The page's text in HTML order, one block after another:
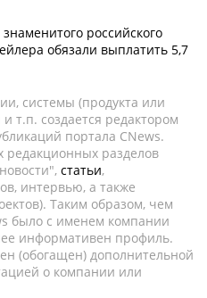
российского
обязали выплатить 5,7
системы (продукта или
т.п. создается редактором
портала CNews.
редакционных разделов
статьи,
интервью, а также
Таким образом, чем
было с именем компании
информативен профиль.
(обогащен) дополнительной
о компании или